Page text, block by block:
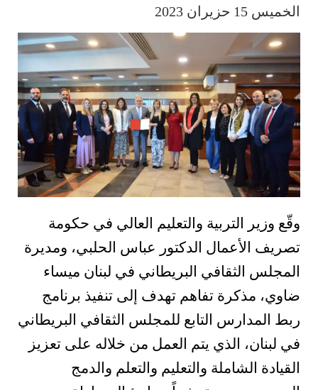
الخميس 15 حزيران 2023
وقّع وزير التربية والتعليم العالي في حكومة
تصريف الأعمال الدكتور عباس الحلبي، ومديرة
المجلس الثقافي البريطاني في لبنان ميساء
ضاوي، مذكرة تفاهم تهدف إلى تنفيذ برنامج
ربط المدارس التابع للمجلس الثقافي البريطاني
في لبنان، الذي يتم العمل من خلاله على تعزيز
القيادة الشاملة والتعليم والتعلم والدمج